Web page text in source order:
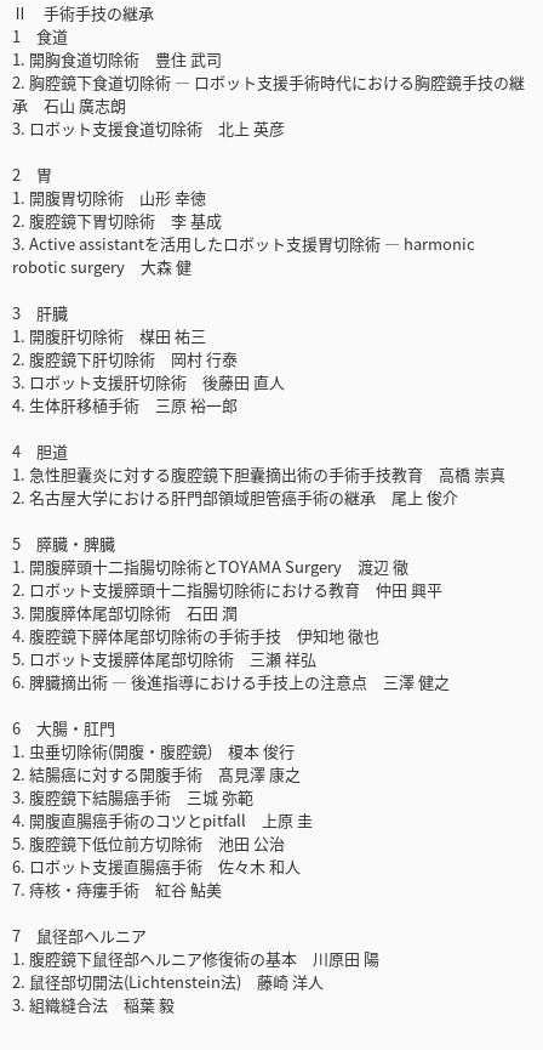
Ⅱ 手術手技の継承
1 食道
1. 開胸食道切除術 豊住 武司
2. 胸腔鏡下食道切除術 ― ロボット支援手術時代における胸腔鏡手技の継
承 石山 廣志朗
3. ロボット支援食道切除術 北上 英彦
2 胃
1. 開腹胃切除術 山形 幸徳
2. 腹腔鏡下胃切除術 李 基成
3. Active assistantを活用したロボット支援胃切除術 ― harmonic
robotic surgery 大森 健
3 肝臓
1. 開腹肝切除術 楳田 祐三
2. 腹腔鏡下肝切除術 岡村 行泰
3. ロボット支援肝切除術 後藤田 直人
4. 生体肝移植手術 三原 裕一郎
4 胆道
1. 急性胆囊炎に対する腹腔鏡下胆囊摘出術の手術手技教育 高橋 崇真
2. 名古屋大学における肝門部領域胆管癌手術の継承 尾上 俊介
5 膵臓・脾臓
1. 開腹膵頭十二指腸切除術とTOYAMA Surgery 渡辺 徹
2. ロボット支援膵頭十二指腸切除術における教育 仲田 興平
3. 開腹膵体尾部切除術 石田 潤
4. 腹腔鏡下膵体尾部切除術の手術手技 伊知地 徹也
5. ロボット支援膵体尾部切除術 三瀬 祥弘
6. 脾臓摘出術 ― 後進指導における手技上の注意点 三澤 健之
6 大腸・肛門
1. 虫垂切除術(開腹・腹腔鏡) 榎本 俊行
2. 結腸癌に対する開腹手術 髙見澤 康之
3. 腹腔鏡下結腸癌手術 三城 弥範
4. 開腹直腸癌手術のコツとpitfall 上原 圭
5. 腹腔鏡下低位前方切除術 池田 公治
6. ロボット支援直腸癌手術 佐々木 和人
7. 痔核・痔瘻手術 紅谷 鮎美
7 鼠径部ヘルニア
1. 腹腔鏡下鼠径部ヘルニア修復術の基本 川原田 陽
2. 鼠径部切開法(Lichtenstein法) 藤崎 洋人
3. 組織縫合法 稲葉 毅